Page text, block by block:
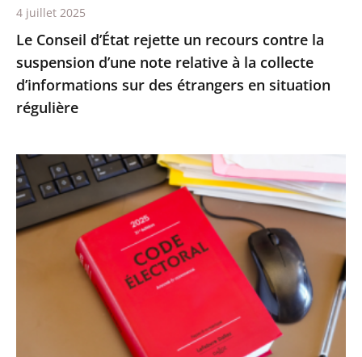
relative
à
la
collecte
d’informations
des
étrangers
en
situation
Le Conseil d’État rejette un recours contre la
suspension d’une note relative à la collecte
d’informations sur des étrangers en situation
régulière
4 juillet 2025
Le
Conseil
d’État
confirme